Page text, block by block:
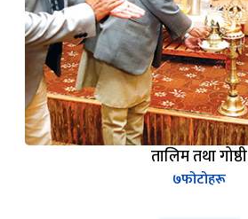
तालिम तथा गोष्ठी
७फोटोहरू